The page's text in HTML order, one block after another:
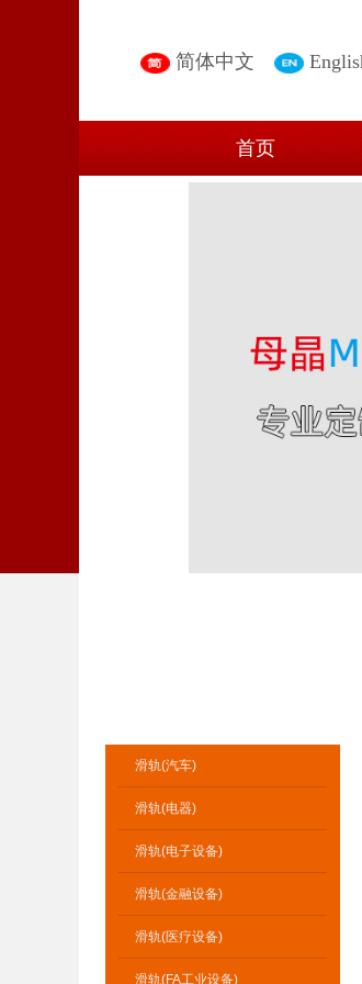
简体中文
首页
滑轨(汽车)
滑轨(电器)
滑轨(电子设备)
滑轨(金融设备)
滑轨(医疗设备)
滑轨(FA工业设备)